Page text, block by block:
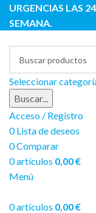
URGENCIAS LAS
SEMANA.
Seleccionar
Buscar...
Acceso / Registro
0Lista de deseos
0Comparar
0artículos 0,00€
Menú
0artículos 0,00€